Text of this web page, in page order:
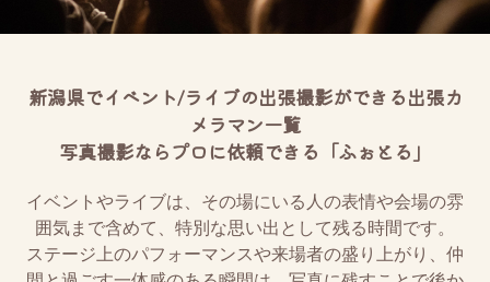
新潟県でイベント/ライブの出張撮影ができる出張カ
メラマン一覧
写真撮影ならプロに依頼できる「ふぉとる」
イベントやライブは、その場にいる人の表情や会場の雰
囲気まで含めて、特別な思い出として残る時間です。
ステージ上のパフォーマンスや来場者の盛り上がり、仲